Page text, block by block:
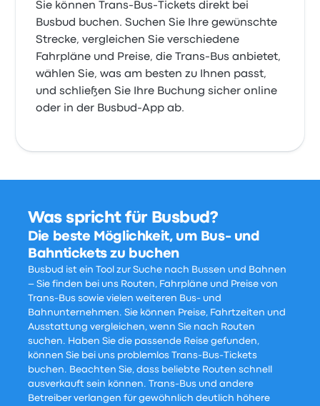
Sie können Trans-Bus-Tickets direkt bei
Busbud buchen. Suchen Sie Ihre gewünschte
Strecke, vergleichen Sie verschiedene
Fahrpläne und Preise, die Trans-Bus anbietet,
wählen Sie, was am besten zu Ihnen passt,
und schließen Sie Ihre Buchung sicher online
oder in der Busbud-App ab.
Was spricht für Busbud?
Die beste Möglichkeit, um Bus- und
Bahntickets zu buchen
Busbud ist ein Tool zur Suche nach Bussen und Bahnen
– Sie finden bei uns Routen, Fahrpläne und Preise von
Trans-Bus sowie vielen weiteren Bus- und
Bahnunternehmen. Sie können Preise, Fahrtzeiten und
Ausstattung vergleichen, wenn Sie nach Routen
suchen. Haben Sie die passende Reise gefunden,
können Sie bei uns problemlos Trans-Bus-Tickets
buchen. Beachten Sie, dass beliebte Routen schnell
ausverkauft sein können. Trans-Bus und andere
Betreiber verlangen für gewöhnlich deutlich höhere